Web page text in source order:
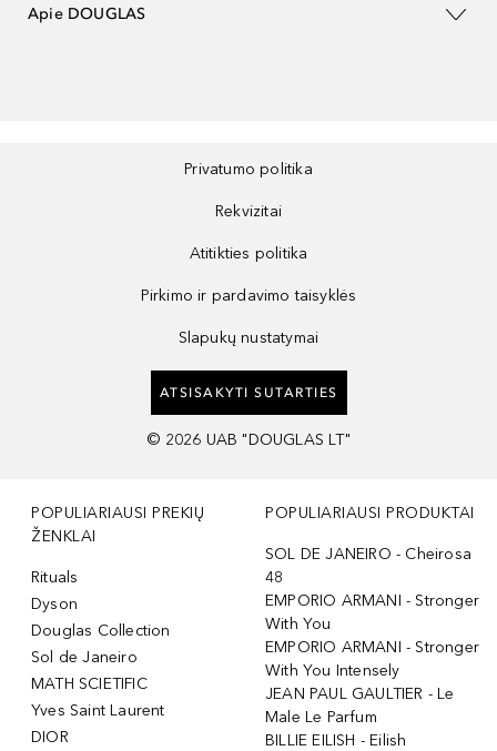
Apie DOUGLAS
Privatumo politika
Rekvizitai
Atitikties politika
Pirkimo ir pardavimo taisyklės
Slapukų nustatymai
ATSISAKYTI SUTARTIES
© 2026 UAB "DOUGLAS LT"
POPULIARIAUSI PREKIŲ
ŽENKLAI
Rituals
Dyson
Douglas Collection
Sol de Janeiro
MATH SCIETIFIC
Yves Saint Laurent
DIOR
POPULIARIAUSI PRODUKTAI
SOL DE JANEIRO - Cheirosa
48
EMPORIO ARMANI - Stronger
With You
EMPORIO ARMANI - Stronger
With You Intensely
JEAN PAUL GAULTIER - Le
Male Le Parfum
BILLIE EILISH - Eilish